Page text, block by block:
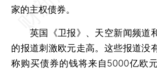
家的主权债券。
英国《卫报》、天空新闻频道
的报道刺激欧元走高。这些报道没
称购买债券的钱将来自5000亿欧